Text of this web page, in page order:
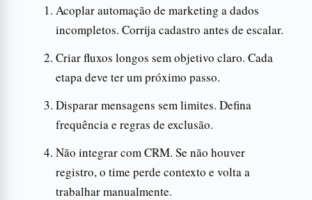
Acoplar automação de marketing a dados
incompletos. Corrija cadastro antes de escalar.
Criar fluxos longos sem objetivo claro. Cada
etapa deve ter um próximo passo.
Disparar mensagens sem limites. Defina
frequência e regras de exclusão.
Não integrar com CRM. Se não houver
registro, o time perde contexto e volta a
trabalhar manualmente.